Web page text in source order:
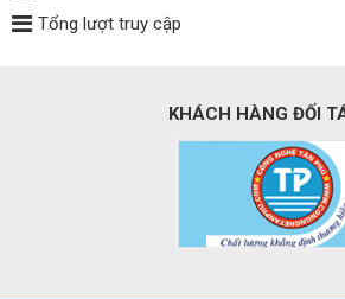
Tổng lượt truy cập
KHÁCH HÀNG ĐỐI